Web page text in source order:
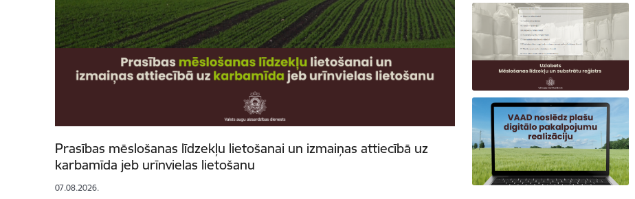
Prasības mēslošanas līdzekļu lietošanai un izmaiņas attiecībā uz
karbamīda jeb urīnvielas lietošanu
07.08.2026.